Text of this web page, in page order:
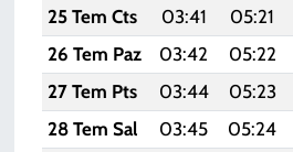
25 Tem Cts
03:41 05:21
26 Tem Paz
03:42 05:22
27 Tem Pts
03:44 05:23
28 Tem Sal
03:45 05:24